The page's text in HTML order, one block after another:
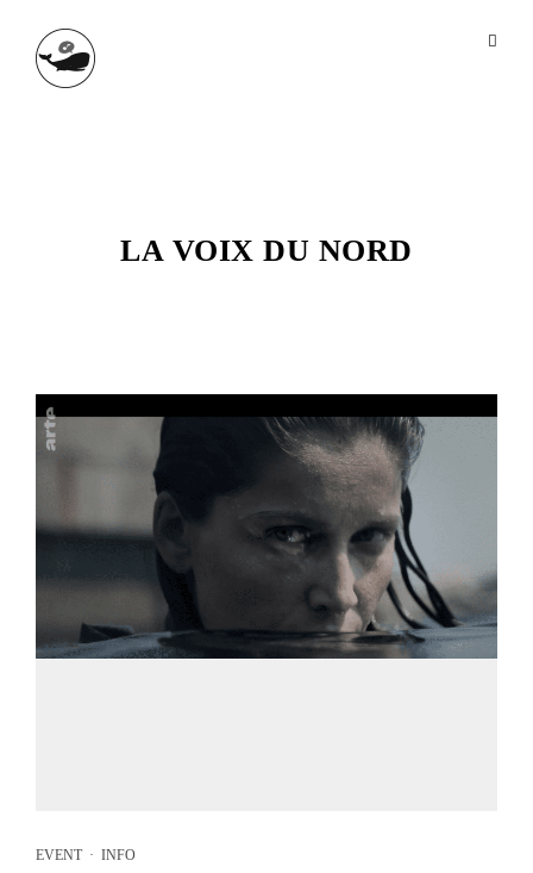
LA VOIX DU NORD
EVENT· INFO